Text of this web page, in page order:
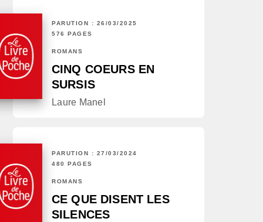
PARUTION : 26/03/2025
576 PAGES
ROMANS
CINQ COEURS EN
SURSIS
Laure Manel
PARUTION : 27/03/2024
480 PAGES
ROMANS
CE QUE DISENT LES
SILENCES